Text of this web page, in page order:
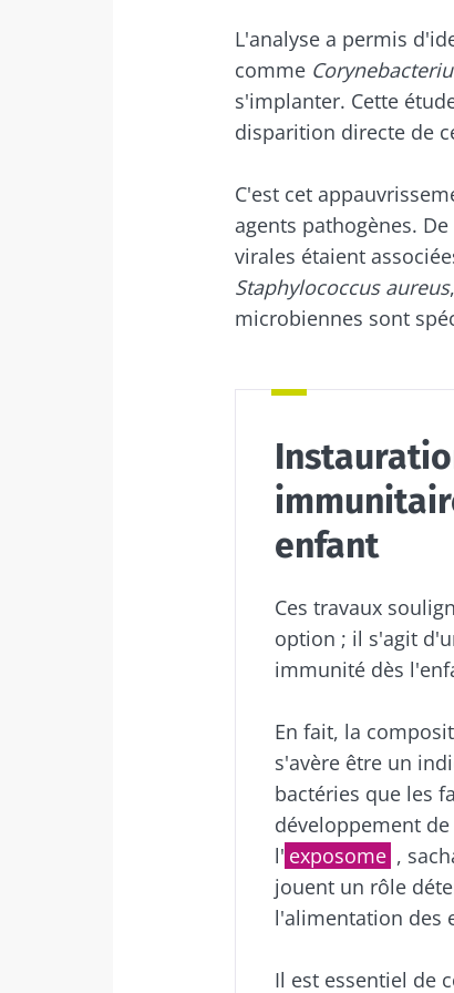
L'analyse a permis
comme
s'implanter. Cette
disparition directe de
C'est cet
agents pathogènes.
virales étaient
Staphylococcus aureus
microbiennes sont
enfant
Ces travaux
option ; il s'agit
immunité dès
En fait, la
s'avère être un
bactéries que les
développement
l' exposome ,
jouent un rôle
l'alimentation des
Il est essentiel de